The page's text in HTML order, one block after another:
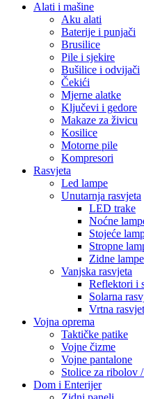
Alati i mašine
Aku alati
Baterije i punjači
Brusilice
Pile i sjekire
Bušilice i odvijači
Čekići
Mjerne alatke
Ključevi i gedore
Makaze za živicu
Kosilice
Motorne pile
Kompresori
Rasvjeta
Led lampe
Unutarnja rasvjeta
LED trake
Noćne
Stojeće
Stropne
Zidne lampe
Vanjska rasvjeta
Reflektori i
Solarna
Vrtna
Vojna oprema
Taktičke patike
Vojne čizme
Vojne pantalone
Stolice za ribolov
Dom i Enterijer